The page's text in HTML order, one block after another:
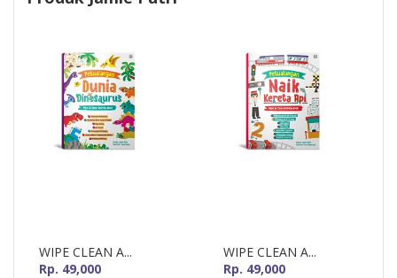
WIPE CLEAN A...
Rp. 49,000
WIPE CLEAN A...
Rp. 49,000